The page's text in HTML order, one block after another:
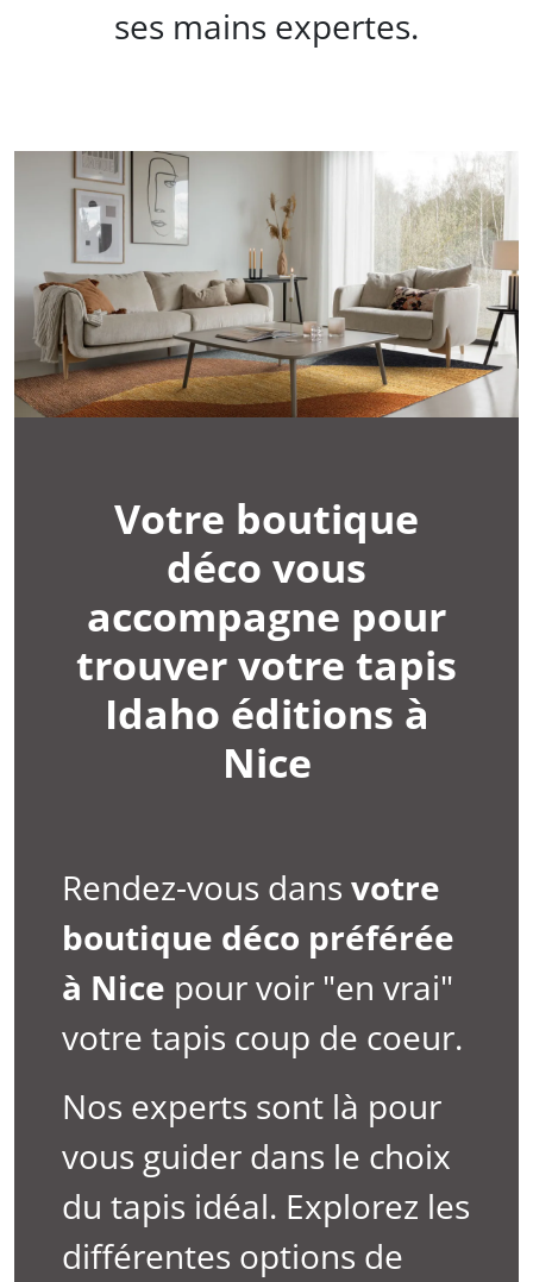
ses mains expertes.
Votre boutique
déco vous
accompagne pour
trouver votre tapis
Idaho éditions à
Nice
Rendez-vous dans votre
boutique déco préférée
à Nice pour voir "en vrai"
votre tapis coup de coeur.
Nos experts sont là pour
vous guider dans le choix
du tapis idéal. Explorez les
différentes options de